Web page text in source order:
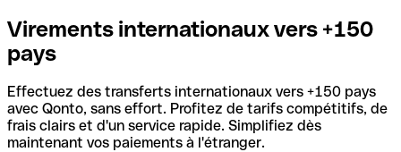
Virements internationaux vers +150
pays
Effectuez des transferts internationaux vers +150 pays
avec Qonto, sans effort. Profitez de tarifs compétitifs, de
frais clairs et d'un service rapide. Simplifiez dès
maintenant vos paiements à l'étranger.